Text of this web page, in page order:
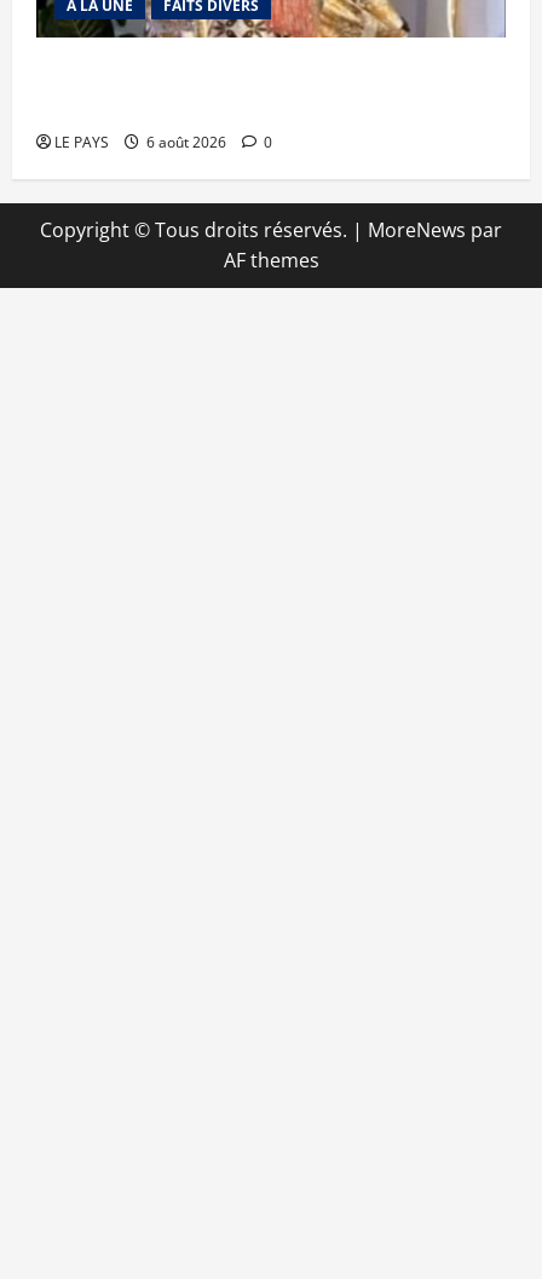
A LA UNE FAITS DIVERS
LE PAYS 6 août 2026 0
Copyright © Tous droits réservés. | MoreNews par
AF themes